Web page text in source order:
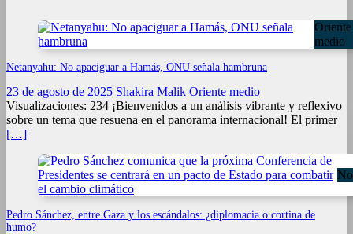
Oriente
medio
Netanyahu: No apaciguar a Hamás, ONU señala hambruna
23 de agosto de 2025 Shakira Malik Oriente medio
Visualizaciones: 234 ¡Bienvenidos a un análisis vibrante y reflexivo
sobre un tema que resuena en el panorama internacional! El primer
[…]
Pedro Sánchez, entre Gaza y los escándalos: ¿diplomacia o cortina de
humo?